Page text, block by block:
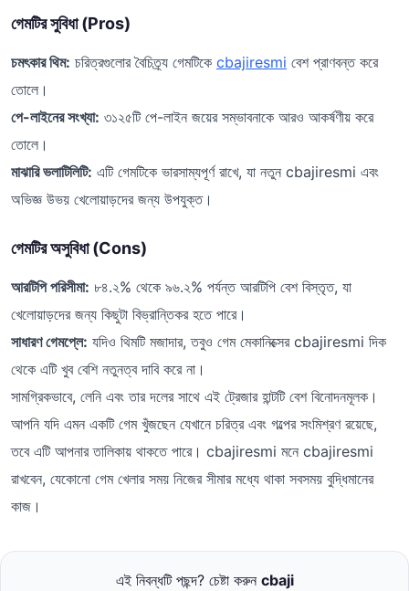
গেমটির সুবিধা (Pros)
চমৎকার থিম: চরিত্রগুলোর বৈচিত্র্য গেমটিকে cbajiresmi বেশ প্রাণবন্ত করে
তোলে।
পে-লাইনের সংখ্যা: ৩১২৫টি পে-লাইন জয়ের সম্ভাবনাকে আরও আকর্ষণীয় করে
তোলে।
মাঝারি ভলাটিলিটি: এটি গেমটিকে ভারসাম্যপূর্ণ রাখে, যা নতুন cbajiresmi এবং
অভিজ্ঞ উভয় খেলোয়াড়দের জন্য উপযুক্ত।
গেমটির অসুবিধা (Cons)
আরটিপি পরিসীমা: ৮৪.২% থেকে ৯৬.২% পর্যন্ত আরটিপি বেশ বিস্তৃত, যা
খেলোয়াড়দের জন্য কিছুটা বিভ্রান্তিকর হতে পারে।
সাধারণ গেমপ্লে: যদিও থিমটি মজাদার, তবুও গেম মেকানিক্সের cbajiresmi দিক
থেকে এটি খুব বেশি নতুনত্ব দাবি করে না।
সামগ্রিকভাবে, লেনি এবং তার দলের সাথে এই ট্রেজার হান্টটি বেশ বিনোদনমূলক।
আপনি যদি এমন একটি গেম খুঁজছেন যেখানে চরিত্র এবং গল্পের সংমিশ্রণ রয়েছে,
তবে এটি আপনার তালিকায় থাকতে পারে। cbajiresmi মনে cbajiresmi
রাখবেন, যেকোনো গেম খেলার সময় নিজের সীমার মধ্যে থাকা সবসময় বুদ্ধিমানের
কাজ।
এই নিবন্ধটি পছন্দ? চেষ্টা করুন cbaji